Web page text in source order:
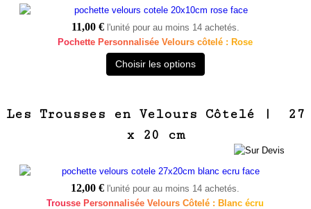
11,00 € l'unité pour au moins 14 achetés.
Pochette Personnalisée Velours côtelé : Rose
Choisir les options
Les Trousses en Velours Côtelé | 27
x 20 cm
12,00 € l'unité pour au moins 14 achetés.
Trousse Personnalisée Velours Côtelé : Blanc écru